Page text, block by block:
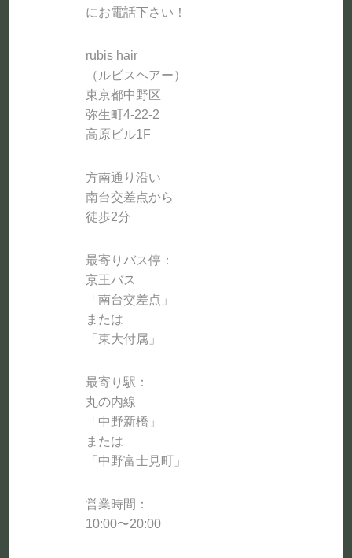
にお電話下さい！
rubis hair
（ルビスヘアー）
東京都中野区
弥生町4-22-2
高原ビル1F
方南通り沿い
南台交差点から
徒歩2分
最寄りバス停：
京王バス
「南台交差点」
または
「東大付属」
最寄り駅：
丸の内線
「中野新橋」
または
「中野富士見町」
営業時間：
10:00〜20:00